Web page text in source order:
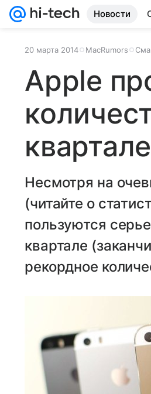
Новости
20 марта 2014 MacRumors
Apple
квартале
Несмотря на
(читайте о
пользуются
квартале
рекордное